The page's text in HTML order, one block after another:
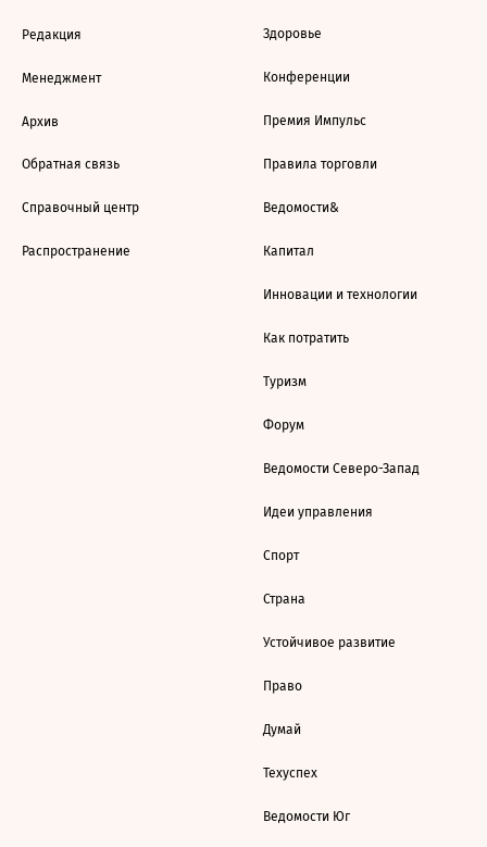
Редакция
Менеджмент
Архив
Обратная связь
Справочный центр
Распространение
Здоровье
Конференции
Премия Импульс
Правила торговли
Ведомости&
Капитал
Инновации и технологии
Как потратить
Туризм
Форум
Ведомости Северо-Запад
Идеи управления
Спорт
Страна
Устойчивое развитие
Право
Думай
Техуспех
Ведомости Юг